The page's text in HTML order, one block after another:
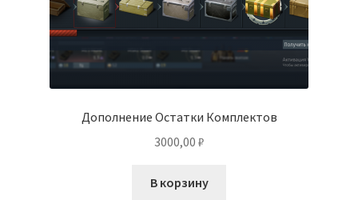
Дополнение Остатки Комплектов
3000,00 ₽
В корзину